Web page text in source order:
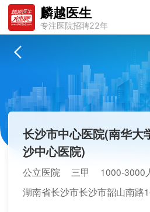
麟越医生
专注医院招聘22年
长沙市中心医院(南华大
沙中心医院)
公立医院 三甲
1000-3000
湖南省长沙市长沙市韶山南路